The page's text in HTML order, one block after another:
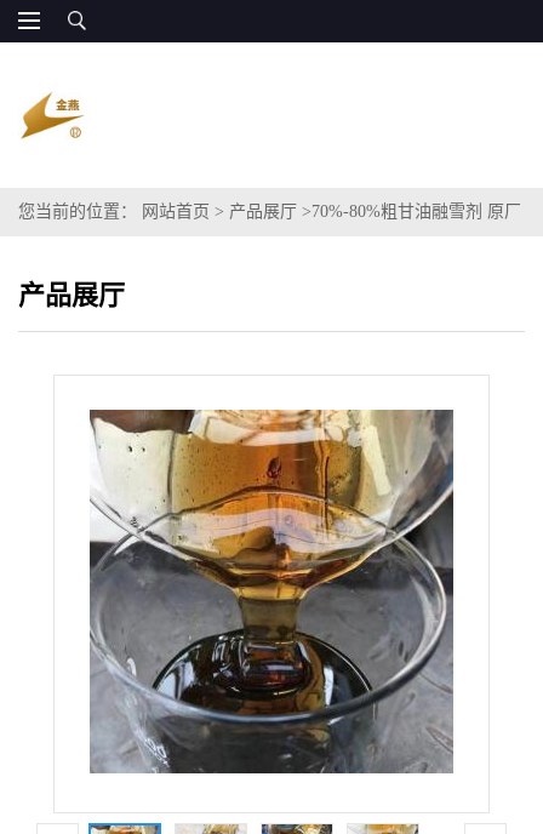
您当前的位置： 网站首页 > 产品展厅 >70%-80%粗甘油融雪剂 原厂
产品展厅